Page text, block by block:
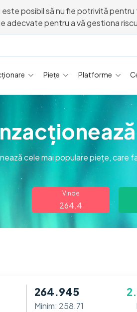
posibil să nu fie potrivită
adecvate pentru a vă gestiona
Piețe Platforme
cele mai populare piețe, care
Vinde
264.4
264.945
Minim: 258.71